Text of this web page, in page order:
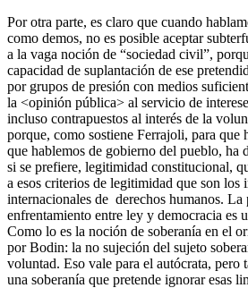
Por otra parte, es claro que cuando
como demos, no es posible aceptar
a la vaga noción de “sociedad civil”,
capacidad de suplantación de ese
por grupos de presión con medios
la <opinión pública> al servicio de
incluso contrapuestos al interés de la
porque, como sostiene Ferrajoli, para que
que hablemos de gobierno del pueblo, ha
si se prefiere, legitimidad constitucional,
a esos criterios de legitimidad que son los
internacionales de derechos humanos. La
enfrentamiento entre ley y democracia es
Como lo es la noción de soberanía en el
por Bodin: la no sujeción del sujeto
voluntad. Eso vale para el autócrata, pero
una soberanía que pretende ignorar esas